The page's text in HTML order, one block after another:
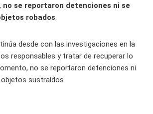
no se reportaron detenciones ni se
robados.
desde con las investigaciones en la
responsables y tratar de recuperar lo
no se reportaron detenciones ni
sustraídos.